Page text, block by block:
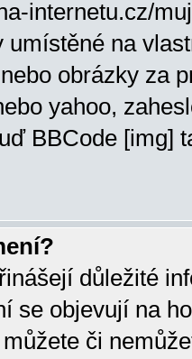
internetu.cz/
umístěné na
obrázky za
yahoo,
BBCode [img]
důležité
se objevují na
či